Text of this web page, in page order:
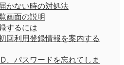
かない時の対処法
画面の説明
回利用登録情報を案内する
、パスワードを忘れてしま
するには